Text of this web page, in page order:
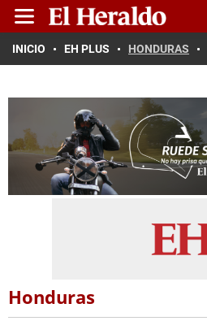
INICIO EH PLUS HONDURAS
Honduras